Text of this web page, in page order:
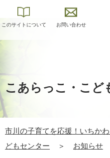
このサイトについて お問い合わせ
こあらっこ・こど
市川の子育てを応援！いちか
どもセンター
＞ お知らせ